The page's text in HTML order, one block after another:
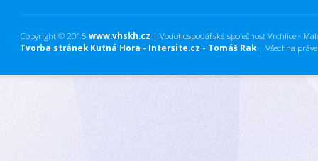
Copyright © 2015 www.vhskh.cz | Vodohospodářská společnost Vrchlice -
Tvorba stránek Kutná Hora - Intersite.cz - Tomáš Rak | Všechna